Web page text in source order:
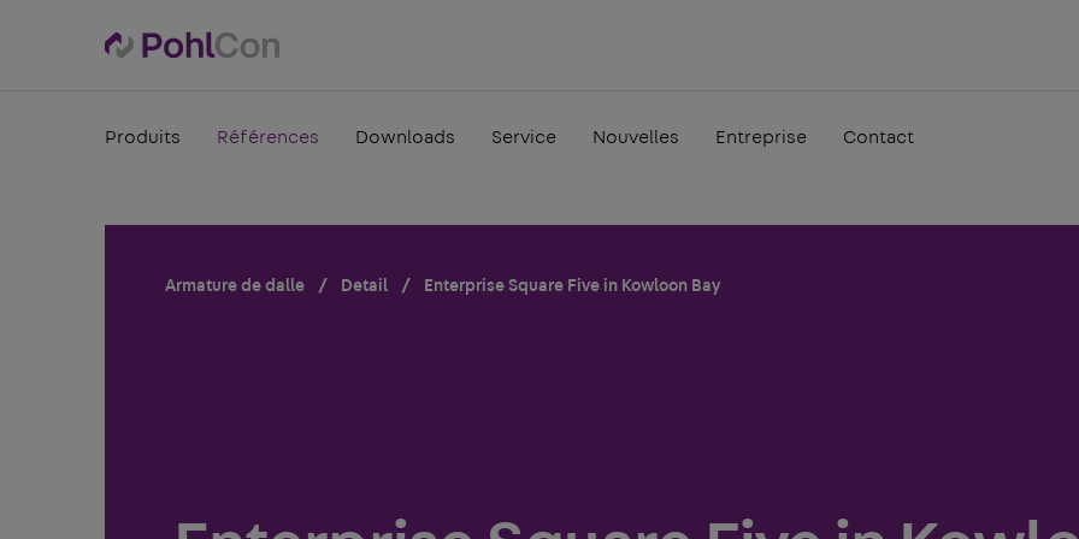
Produits Références Downloads Service Nouvelles Entreprise Contact
Armature de dalle Detail Enterprise Square Five in Kowloon Bay